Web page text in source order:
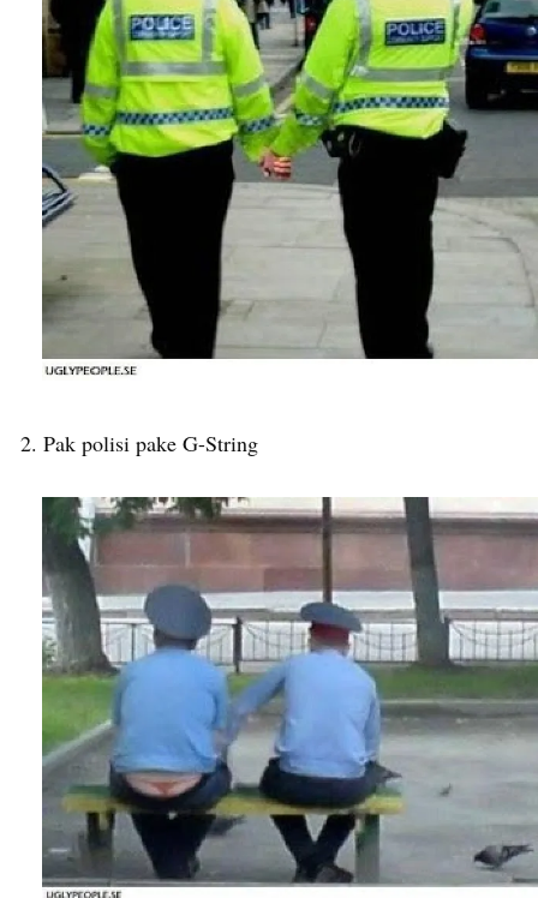
2. Pak polisi pake G-String